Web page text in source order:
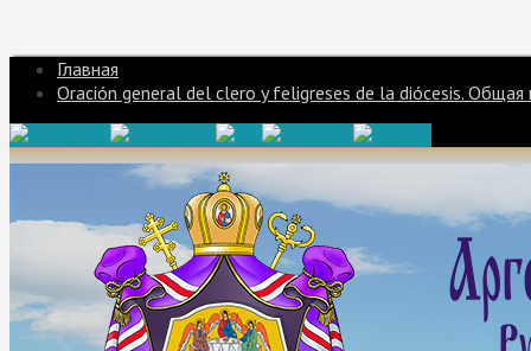
Главная
Oración general del clero y feligreses de la diócesis.